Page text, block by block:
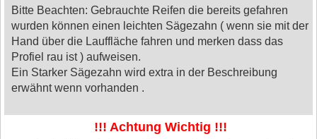
Bitte Beachten: Gebrauchte Reifen die bereits gefahren
wurden können einen leichten Sägezahn ( wenn sie mit der
Hand über die Lauffläche fahren und merken dass das
Profiel rau ist ) aufweisen.
Ein Starker Sägezahn wird extra in der Beschreibung
erwähnt wenn vorhanden .
!!! Achtung Wichtig !!!